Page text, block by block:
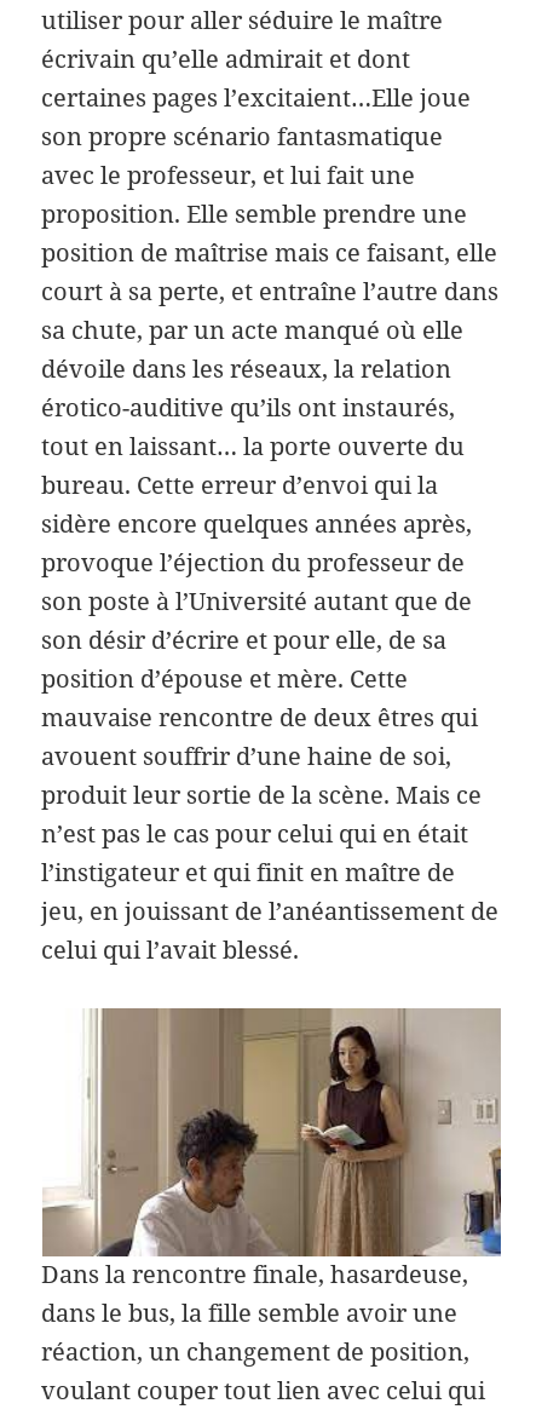
utiliser pour aller séduire le maître
écrivain qu’elle admirait et dont
certaines pages l’excitaient…Elle joue
son propre scénario fantasmatique
avec le professeur, et lui fait une
proposition. Elle semble prendre une
position de maîtrise mais ce faisant, elle
court à sa perte, et entraîne l’autre dans
sa chute, par un acte manqué où elle
dévoile dans les réseaux, la relation
érotico-auditive qu’ils ont instaurés,
tout en laissant… la porte ouverte du
bureau. Cette erreur d’envoi qui la
sidère encore quelques années après,
provoque l’éjection du professeur de
son poste à l’Université autant que de
son désir d’écrire et pour elle, de sa
position d’épouse et mère. Cette
mauvaise rencontre de deux êtres qui
avouent souffrir d’une haine de soi,
produit leur sortie de la scène. Mais ce
n’est pas le cas pour celui qui en était
l’instigateur et qui finit en maître de
jeu, en jouissant de l’anéantissement de
celui qui l’avait blessé.
Dans la rencontre finale, hasardeuse,
dans le bus, la fille semble avoir une
réaction, un changement de position,
voulant couper tout lien avec celui qui